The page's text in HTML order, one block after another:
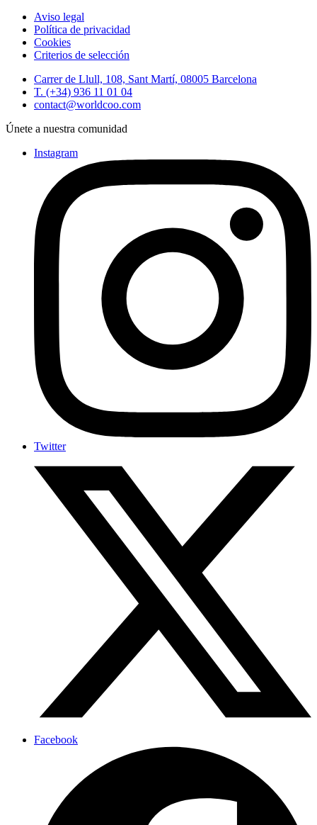
Aviso legal
Política de privacidad
Cookies
Criterios de selección
Carrer de Llull, 108, Sant Martí, 08005 Barcelona
T. (+34) 936 11 01 04
contact@worldcoo.com
Únete a nuestra comunidad
Instagram
Twitter
Facebook